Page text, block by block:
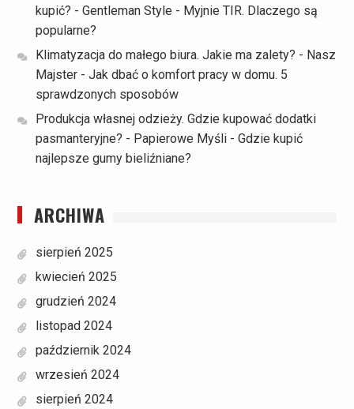
kupić? - Gentleman Style - Myjnie TIR. Dlaczego są
popularne?
Klimatyzacja do małego biura. Jakie ma zalety? - Nasz
Majster- Jak dbać o komfort pracy w domu. 5
sprawdzonych sposobów
Produkcja własnej odzieży. Gdzie kupować dodatki
pasmanteryjne? - Papierowe Myśli- Gdzie kupić
najlepsze gumy bieliźniane?
ARCHIWA
sierpień 2025
kwiecień 2025
grudzień 2024
listopad 2024
październik 2024
wrzesień 2024
sierpień 2024